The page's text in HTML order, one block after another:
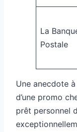
La
Postale
Une anecdote
d’une promo
prêt personnel